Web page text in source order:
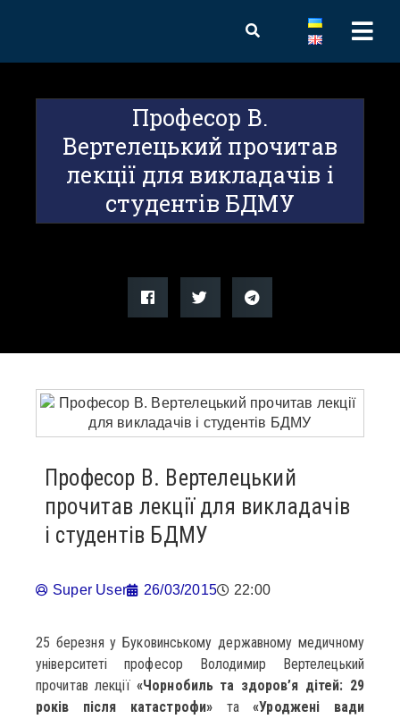
Професор В.
Вертелецький прочитав
лекції для викладачів і
студентів БДМУ
Професор В. Вертелецький
прочитав лекції для викладачів
і студентів БДМУ
Super User 26/03/2015 22:00
25 березня у Буковинському державному медичному
університеті професор Володимир Вертелецький
прочитав лекції «Чорнобиль та здоров’я дітей: 29
років після катастрофи» та«Уроджені вади